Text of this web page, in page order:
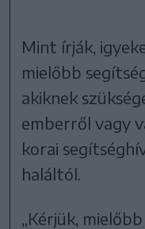
Mint írják,
mielőbb
akiknek
emberről vagy
korai
haláltól.
„Kérjük,